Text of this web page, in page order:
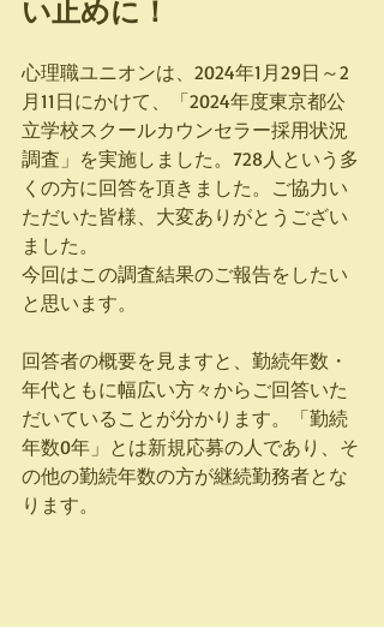
い止めに！
心理職ユニオンは、2024年1月29日～2
月11日にかけて、「2024年度東京都公
立学校スクールカウンセラー採用状況
調査」を実施しました。728人という多
くの方に回答を頂きました。ご協力い
ただいた皆様、大変ありがとうござい
ました。
今回はこの調査結果のご報告をしたい
と思います。
回答者の概要を見ますと、勤続年数・
年代ともに幅広い方々からご回答いた
だいていることが分かります。「勤続
年数0年」とは新規応募の人であり、そ
の他の勤続年数の方が継続勤務者とな
ります。